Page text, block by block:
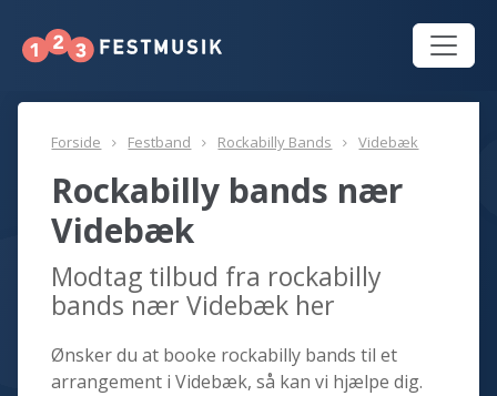
Forside Festband Rockabilly Bands Videbæk
Rockabilly bands nær
Videbæk
Modtag tilbud fra rockabilly
bands nær Videbæk her
Ønsker du at booke rockabilly bands til et
arrangement i Videbæk, så kan vi hjælpe dig.